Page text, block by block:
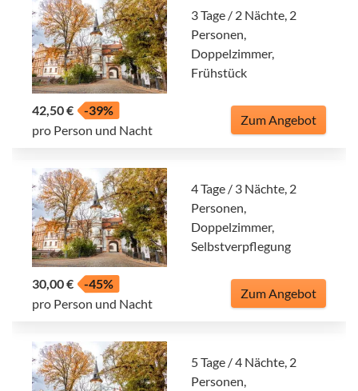
3 Tage / 2 Nächte, 2
Personen,
Doppelzimmer,
Frühstück
42,50 €
-39%
pro Person und Nacht
Zum Angebot
4 Tage / 3 Nächte, 2
Personen,
Doppelzimmer,
Selbstverpflegung
30,00 €
-45%
pro Person und Nacht
Zum Angebot
5 Tage / 4 Nächte, 2
Personen,